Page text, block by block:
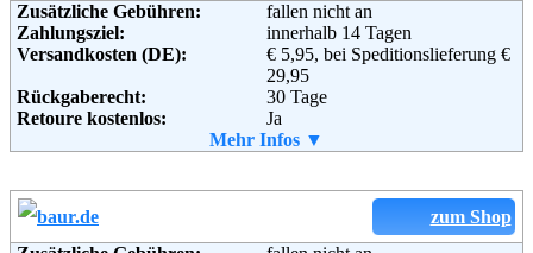
Zusätzliche Gebühren:
fallen nicht an
Zahlungsziel:
innerhalb 14 Tagen
Versandkosten (DE):
€ 5,95, bei Speditionslieferung €
29,95
Rückgaberecht:
30 Tage
Retoure kostenlos:
Ja
im Paket enthalten
Weitere Zahlungsmethoden:
Mehr Infos ▼
zum Shop